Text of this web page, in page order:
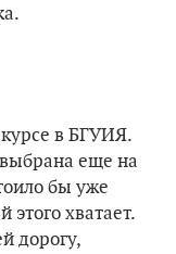
в БГУИЯ.
еще на
бы уже
этого хватает.
дорогу,